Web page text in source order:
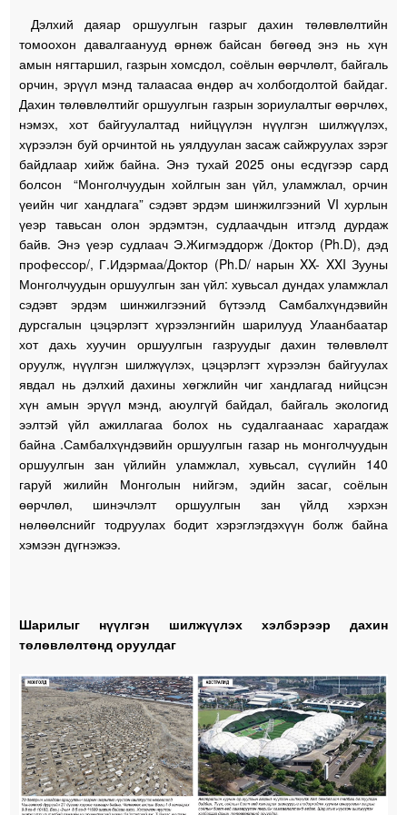
Дэлхий даяар оршуулгын газрыг дахин төлөвлөлтийн
томоохон давалгаанууд өрнөж байсан бөгөөд энэ нь хүн
амын нягтаршил, газрын хомсдол, соёлын өөрчлөлт, байгаль
орчин, эрүүл мэнд талаасаа өндөр ач холбогдолтой байдаг.
Дахин төлөвлөлтийг оршуулгын газрын зориулалтыг өөрчлөх,
нэмэх, хот байгуулалтад нийцүүлэн нүүлгэн шилжүүлэх,
хүрээлэн буй орчинтой нь уялдуулан засаж сайжруулах зэрэг
байдлаар хийж байна. Энэ тухай 2025 оны есдүгээр сард
болсон “Монголчуудын хойлгын зан үйл, уламжлал, орчин
үеийн чиг хандлага” сэдэвт эрдэм шинжилгээний VI хурлын
үеэр тавьсан олон эрдэмтэн, судлаачдын итгэлд дурдаж
байв. Энэ үеэр судлаач Э.Жигмэддорж /Доктор (Ph.D), дэд
профессор/, Г.Идэрмаа/Доктор (Ph.D/ нарын XX- XXI Зууны
Монголчуудын оршуулгын зан үйл: хувьсал дундах уламжлал
сэдэвт эрдэм шинжилгээний бүтээлд Самбалхүндэвийн
дурсгалын цэцэрлэгт хүрээлэнгийн шарилууд Улаанбаатар
хот дахь хуучин оршуулгын газруудыг дахин төлөвлөлт
оруулж, нүүлгэн шилжүүлэх, цэцэрлэгт хүрээлэн байгуулах
явдал нь дэлхий дахины хөгжлийн чиг хандлагад нийцсэн
хүн амын эрүүл мэнд, аюулгүй байдал, байгаль экологид
ээлтэй үйл ажиллагаа болох нь судалгаанаас харагдаж
байна .Самбалхүндэвийн оршуулгын газар нь монголчуудын
оршуулгын зан үйлийн уламжлал, хувьсал, сүүлийн 140
гаруй жилийн Монголын нийгэм, эдийн засаг, соёлын
өөрчлөл, шинэчлэлт оршуулгын зан үйлд хэрхэн
нөлөөлснийг тодруулах бодит хэрэглэгдэхүүн болж байна
хэмээн дүгнэжээ.
Шарилыг нүүлгэн шилжүүлэх хэлбэрээр дахин
төлөвлөлтөнд оруулдаг